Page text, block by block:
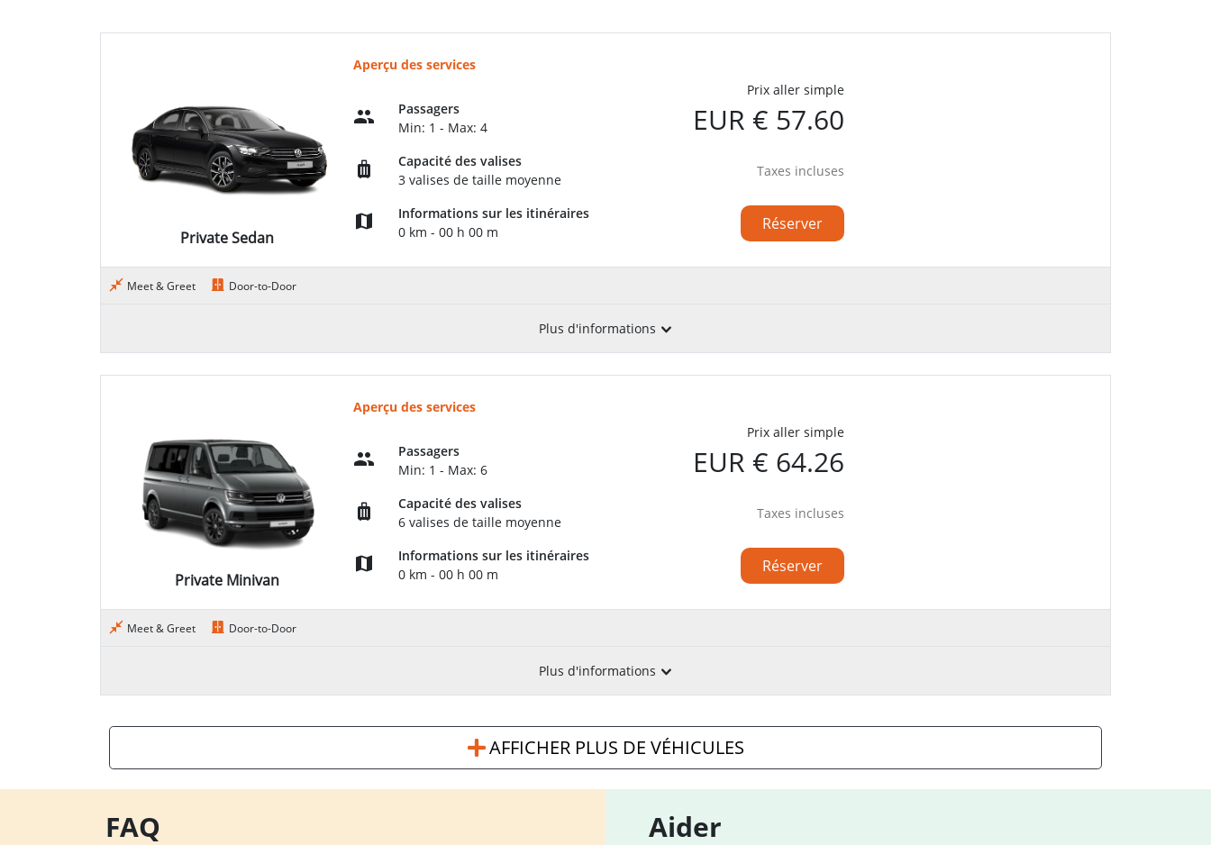
Private Sedan
Aperçu des services
Passagers
Min: 1 - Max: 4
Capacité des valises
3 valises de taille moyenne
Informations sur les itinéraires
0 km - 00 h 00 m
Prix aller simple
EUR € 57.60
Taxes incluses
Réserver
Meet & Greet Door-to-Door
Plus d'informations
Private Minivan
Aperçu des services
Passagers
Min: 1 - Max: 6
Capacité des valises
6 valises de taille moyenne
Informations sur les itinéraires
0 km - 00 h 00 m
Prix aller simple
EUR € 64.26
Taxes incluses
Réserver
Meet & Greet Door-to-Door
Plus d'informations
AFFICHER PLUS DE VÉHICULES
FAQ Aider